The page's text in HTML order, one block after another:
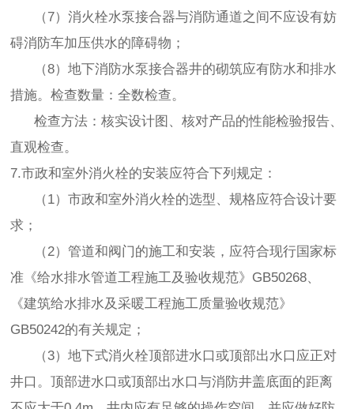
（7）消火栓水泵接合器与消防通道之间不应设有妨
碍消防车加压供水的障碍物；
（8）地下消防水泵接合器井的砌筑应有防水和排水
措施。检查数量：全数检查。
检查方法：核实设计图、核对产品的性能检验报告、
直观检查。
7.市政和室外消火栓的安装应符合下列规定：
（1）市政和室外消火栓的选型、规格应符合设计要
求；
（2）管道和阀门的施工和安装，应符合现行国家标
准《给水排水管道工程施工及验收规范》GB50268、
《建筑给水排水及采暖工程施工质量验收规范》
GB50242的有关规定；
（3）地下式消火栓顶部进水口或顶部出水口应正对
井口。顶部进水口或顶部出水口与消防井盖底面的距离